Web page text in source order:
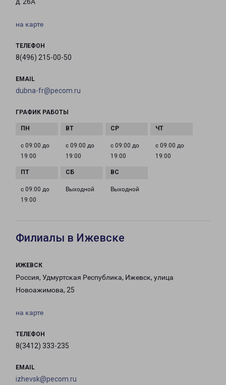
д. 26А
на карте
ТЕЛЕФОН
8(496) 215-00-50
EMAIL
dubna-fr@pecom.ru
ГРАФИК РАБОТЫ
с 09:00 до
19:00
с 09:00 до
19:00
с 09:00 до
19:00
с 09:00 до
19:00
с 09:00 до
19:00
Выходной Выходной
Филиалы в Ижевске
ИЖЕВСК
Россия, Удмуртская Республика, Ижевск, улица
Новоажимова, 25
на карте
ТЕЛЕФОН
8(3412) 333-235
EMAIL
izhevsk@pecom.ru